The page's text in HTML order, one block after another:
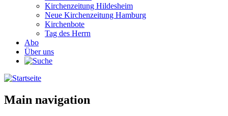
Kirchenzeitung Hildesheim
Neue Kirchenzeitung Hamburg
Kirchenbote
Tag des Herrn
Abo
Über uns
Main navigation